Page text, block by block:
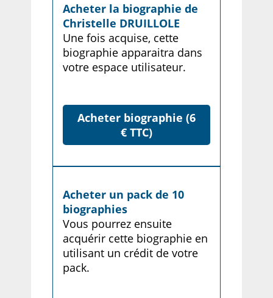
Acheter la biographie de
Christelle DRUILLOLE
Une fois acquise, cette
biographie apparaitra dans
votre espace utilisateur.
Acheter biographie (6
€ TTC)
Acheter un pack de 10
biographies
Vous pourrez ensuite
acquérir cette biographie en
utilisant un crédit de votre
pack.